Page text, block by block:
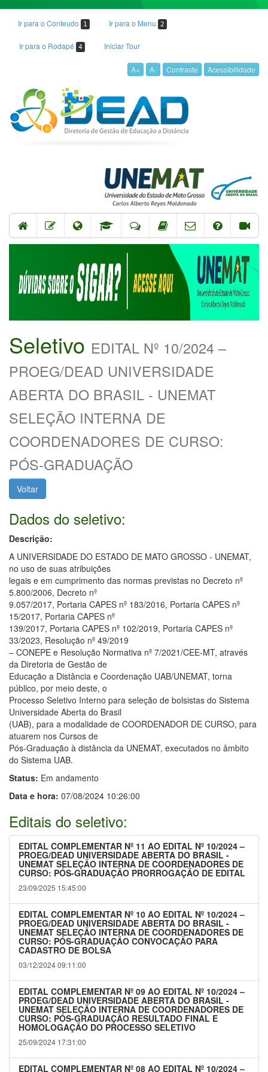
Ir para o Conteudo 1 Ir para o Menu 2
Ir para o Rodapé 4 Iniciar Tour
A+ A- Contraste Acessibilidade
Seletivo EDITAL Nº 10/2024 –
PROEG/DEAD UNIVERSIDADE
ABERTA DO BRASIL - UNEMAT
SELEÇÃO INTERNA DE
COORDENADORES DE CURSO:
PÓS-GRADUAÇÃO
Voltar
Dados do seletivo:
Descrição:
A UNIVERSIDADE DO ESTADO DE MATO GROSSO - UNEMAT,
no uso de suas atribuições
legais e em cumprimento das normas previstas no Decreto nº
5.800/2006, Decreto nº
9.057/2017, Portaria CAPES nº 183/2016, Portaria CAPES nº
15/2017, Portaria CAPES nº
139/2017, Portaria CAPES nº 102/2019, Portaria CAPES nº
33/2023, Resolução nº 49/2019
– CONEPE e Resolução Normativa nº 7/2021/CEE-MT, através
da Diretoria de Gestão de
Educação a Distância e Coordenação UAB/UNEMAT, torna
público, por meio deste, o
Processo Seletivo Interno para seleção de bolsistas do Sistema
Universidade Aberta do Brasil
(UAB), para a modalidade de COORDENADOR DE CURSO, para
atuarem nos Cursos de
Pós-Graduação à distância da UNEMAT, executados no âmbito
do Sistema UAB.
Status: Em andamento
Data e hora: 07/08/2024 10:26:00
Editais do seletivo:
EDITAL COMPLEMENTAR Nº 11 AO EDITAL Nº 10/2024 –
PROEG/DEAD UNIVERSIDADE ABERTA DO BRASIL -
UNEMAT SELEÇÃO INTERNA DE COORDENADORES DE
CURSO: PÓS-GRADUAÇÃO PRORROGAÇÃO DE EDITAL
23/09/2025 15:45:00
EDITAL COMPLEMENTAR Nº 10 AO EDITAL Nº 10/2024 –
PROEG/DEAD UNIVERSIDADE ABERTA DO BRASIL -
UNEMAT SELEÇÃO INTERNA DE COORDENADORES DE
CURSO: PÓS-GRADUAÇÃO CONVOCAÇÃO PARA
CADASTRO DE BOLSA
03/12/2024 09:11:00
EDITAL COMPLEMENTAR Nº 09 AO EDITAL Nº 10/2024 –
PROEG/DEAD UNIVERSIDADE ABERTA DO BRASIL -
UNEMAT SELEÇÃO INTERNA DE COORDENADORES DE
CURSO: PÓS-GRADUAÇÃO RESULTADO FINAL E
HOMOLOGAÇÃO DO PROCESSO SELETIVO
25/09/2024 17:31:00
EDITAL COMPLEMENTAR Nº 08 AO EDITAL Nº 10/2024 –